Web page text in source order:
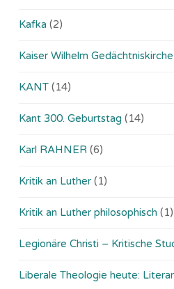
Kafka (2)
Kaiser Wilhelm
KANT (14)
Kant 300. Geburtstag (14)
Karl RAHNER (6)
Kritik an Luther (1)
Kritik an Luther philosophisch (1)
Legionäre Christi – Kritische
Liberale Theologie heute: